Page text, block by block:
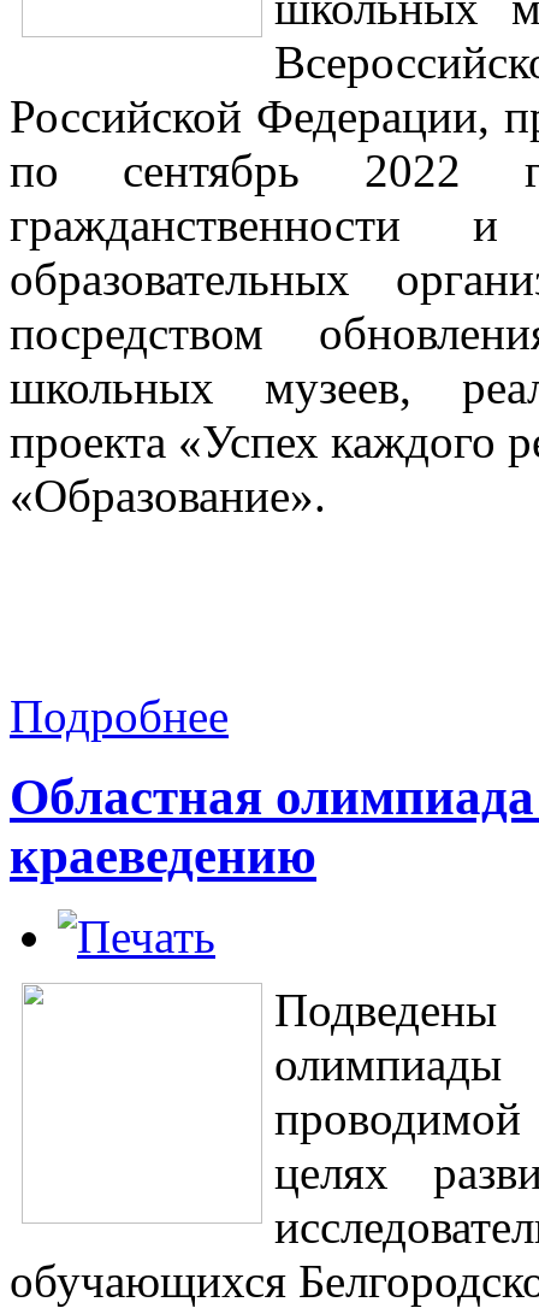
Российской Федерации,
по сентябрь 2022
гражданственности
образовательных
посредством
школьных музеев,
проекта «Успех каждого
«Образование».
Подробнее
Областная
краеведению
олимпиады
целях
обучающихся